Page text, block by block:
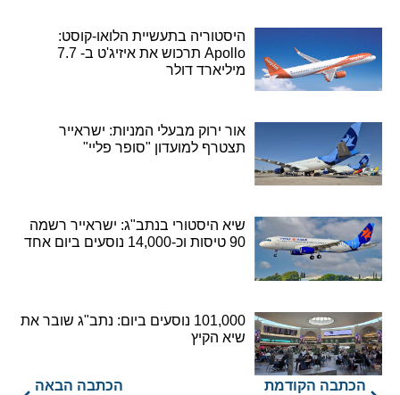
היסטוריה בתעשיית הלואו-קוסט:
Apollo תרכוש את איזיג'ט ב- 7.7
מיליארד דולר
אור ירוק מבעלי המניות: ישראייר
תצטרף למועדון "סופר פליי"
שיא היסטורי בנתב"ג: ישראייר רשמה
90 טיסות וכ-14,000 נוסעים ביום אחד
101,000 נוסעים ביום: נתב"ג שובר את
שיא הקיץ
הכתבה הקודמת הכתבה הבאה